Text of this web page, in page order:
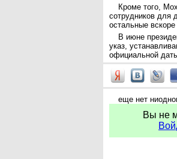
Кроме того,
сотрудников для
остальные
В июне
указ,
официальной
еще нет
Вы не